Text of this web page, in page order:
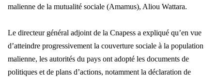
malienne de la mutualité sociale (Amamus), Aliou Wattara.
Le directeur général adjoint de la Cnapess a expliqué qu’en vue
d’atteindre progressivement la couverture sociale à la population
malienne, les autorités du pays ont adopté les documents de
politiques et de plans d’actions, notamment la déclaration de